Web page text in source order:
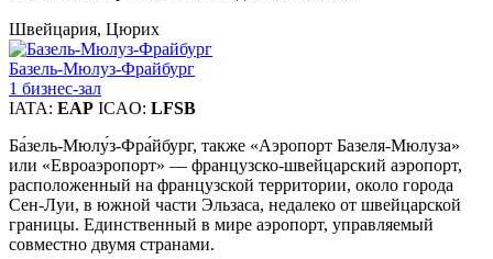
Швейцария, Цюрих
Базель-Мюлуз-Фрайбург
1 бизнес-зал
IATA: EAP ICAO: LFSB
Ба́зель-Мюлу́з-Фра́йбург, также «Аэропорт Базеля-Мюлуза»
или «Евроаэропорт» — французско-швейцарский аэропорт,
расположенный на французской территории, около города
Сен-Луи, в южной части Эльзаса, недалеко от швейцарской
границы. Единственный в мире аэропорт, управляемый
совместно двумя странами.